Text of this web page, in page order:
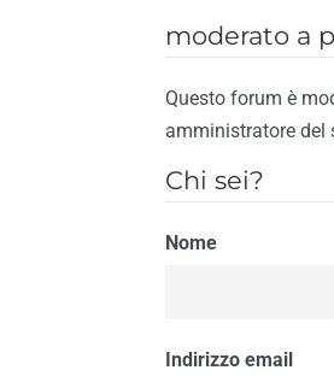
È vietato
È vietato
religione
È vietato
È vietato
Il riscontro della
moderato a
Questo forum è
amministratore del
Chi sei?
Nome
Indirizzo email